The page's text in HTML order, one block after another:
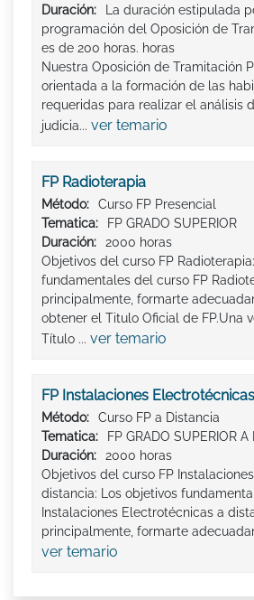
Duración:
La duración estipulada
programación del Oposición de
es de 200 horas. horas
Nuestra Oposición de Tramitación
orientada a la formación de las
requeridas para realizar el análisis
judicia... ver temario
FP Radioterapia
Método:
Curso FP Presencial
Tematica:
FP GRADO SUPERIOR
Duración:
2000 horas
Objetivos del curso FP
fundamentales del curso FP
principalmente, formarte
obtener el Titulo Oficial de FP.Una
Título ... ver temario
FP Instalaciones
Método:
Curso FP a Distancia
Tematica:
FP GRADO SUPERIOR A
Duración:
2000 horas
Objetivos del curso FP
distancia: Los objetivos
Instalaciones Electrotécnicas a
principalmente, formarte
ver temario